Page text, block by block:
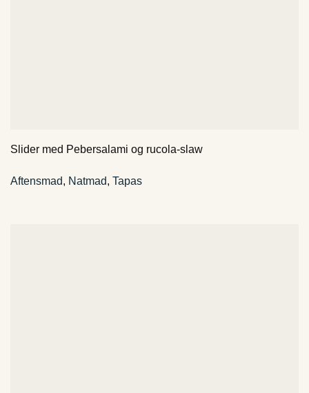
Slider med Pebersalami og rucola-slaw
Aftensmad, Natmad, Tapas